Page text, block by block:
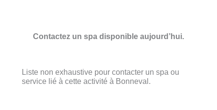
Contactez un spa disponible aujourd’hui.
Liste non exhaustive pour contacter un spa ou
service lié à cette activité à Bonneval.